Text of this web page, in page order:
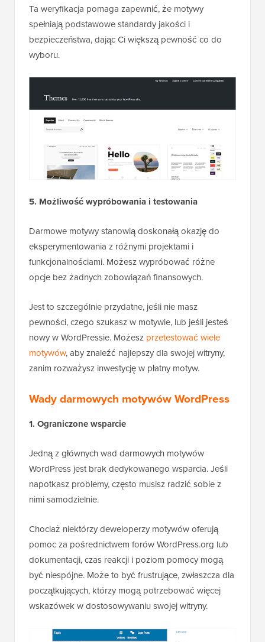
Ta weryfikacja pomaga zapewnić, że motywy
spełniają podstawowe standardy jakości i
bezpieczeństwa, dając Ci większą pewność co do
wyboru.
5. Możliwość wypróbowania i testowania
Darmowe motywy stanowią doskonałą okazję do
eksperymentowania z różnymi projektami i
funkcjonalnościami. Możesz wypróbować różne
opcje bez żadnych zobowiązań finansowych.
Jest to szczególnie przydatne, jeśli nie masz
pewności, czego szukasz w motywie, lub jeśli jesteś
nowy w WordPressie. Możesz przetestować wiele
motywów, aby znaleźć najlepszy dla swojej witryny,
zanim rozważysz inwestycję w płatny motyw.
Wady darmowych motywów WordPress
1. Ograniczone wsparcie
Jedną z głównych wad darmowych motywów
WordPress jest brak dedykowanego wsparcia. Jeśli
napotkasz problemy, często musisz radzić sobie z
nimi samodzielnie.
Chociaż niektórzy deweloperzy motywów oferują
pomoc za pośrednictwem forów WordPress.org lub
dokumentacji, czas reakcji i poziom pomocy mogą
być niespójne. Może to być frustrujące, zwłaszcza dla
początkujących, którzy mogą potrzebować więcej
wskazówek w dostosowywaniu swojej witryny.